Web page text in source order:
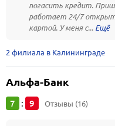
погасить кредит.
работает 24/7
картой. У меня с...
2 филиала в Калининграде
Альфа-Банк
7 : 9 Отзывы (16)